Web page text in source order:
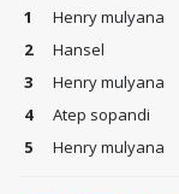
1
Henry mulyana
2
Hansel
3
Henry mulyana
4
Atep sopandi
5
Henry mulyana